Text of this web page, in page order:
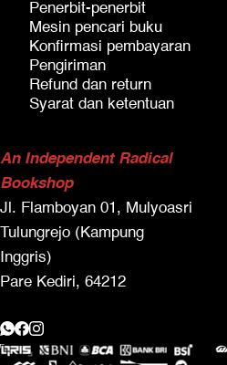
Penerbit-penerbit
Mesin pencari buku
Konfirmasi pembayaran
Pengiriman
Refund dan return
Syarat dan ketentuan
An Independent Radical
Bookshop
Jl. Flamboyan 01, Mulyoasri
Tulungrejo (Kampung
Inggris)
Pare Kediri, 64212